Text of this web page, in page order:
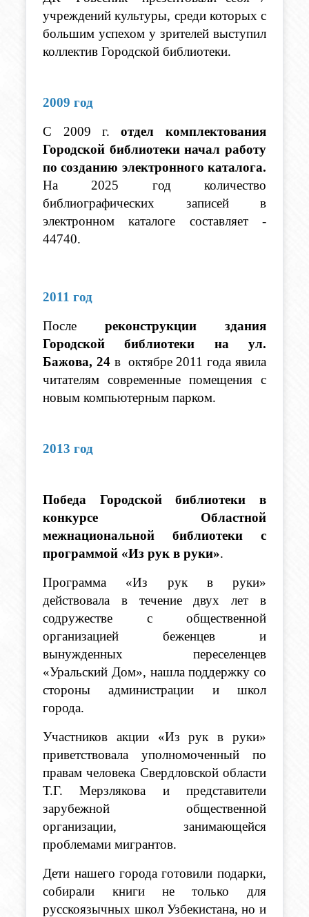
учреждений культуры, среди которых с
большим успехом у зрителей выступил
коллектив Городской библиотеки.
2009 год
С 2009 г. отдел комплектования
Городской библиотеки начал работу
На 2025 год количество
библиографических записей в
электронном каталоге составляет -
44740.
2011 год
После реконструкции здания
Городской библиотеки на ул.
Бажова, 24 в  октябре 2011 года явила
читателям современные помещения с
новым компьютерным парком.
2013 год
Победа Городской библиотеки в
конкурсе Областной
межнациональной библиотеки
с
программой «Из рук в руки».
Программа «Из рук в руки»
действовала в течение двух лет в
содружестве с общественной
организацией беженцев и
вынужденных переселенцев
«Уральский Дом», нашла поддержку со
стороны администрации и школ
города.
Участников акции «Из рук в руки»
приветствовала уполномоченный по
правам человека Свердловской области
Т.Г. Мерзлякова и представители
зарубежной общественной
организации, занимающейся
проблемами мигрантов.
Дети нашего города готовили подарки,
собирали книги не только для
русскоязычных школ Узбекистана, но и